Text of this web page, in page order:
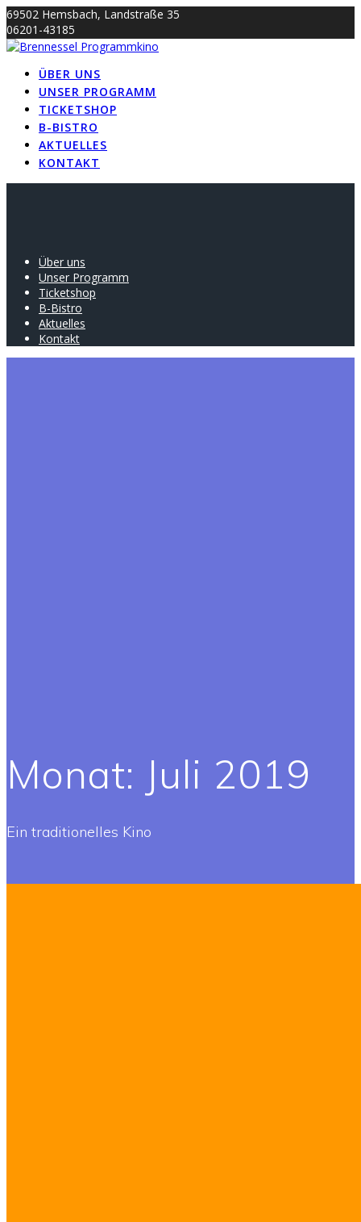
Skip
to
content
69502 Hemsbach, Landstraße 35
06201-43185
info@brennessel-kino.de
ÜBER UNS
UNSER PROGRAMM
TICKETSHOP
B-BISTRO
AKTUELLES
KONTAKT
Über uns
Unser Programm
Ticketshop
B-Bistro
Aktuelles
Kontakt
Monat: Juli 2019
Ein traditionelles Kino